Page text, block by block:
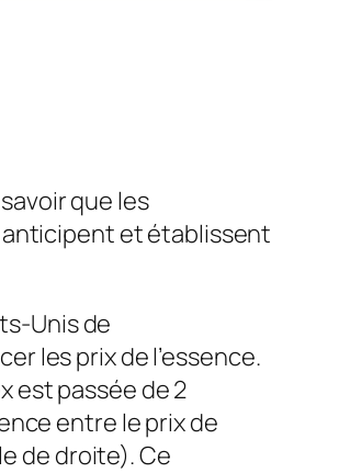
que les
anticipent et établissent
Unis de
les prix de l’essence.
est passée de 2
entre le prix de
de droite). Ce